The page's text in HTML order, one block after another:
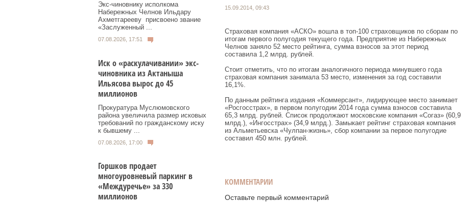
Экс‑чиновнику исполкома
Набережных Челнов Ильдару
Ахметгарееву присвоено звание
«Заслуженный ...
07.08.2026, 17:51
Иск о «раскулачивании» экс-
чиновника из Актаныша
Ильясова вырос до 45
миллионов
Прокуратура Муслюмовского
района увеличила размер исковых
требований по гражданскому иску
к бывшему ...
07.08.2026, 17:00
Горшков продает
многоуровневый паркинг в
«Междуречье» за 330
миллионов
15.09.2014, 09:43
Страховая компания «АСКО» вошла в топ-100 страховщиков по сборам по
итогам первого полугодия текущего года. Предприятие из Набережных
Челнов заняло 52 место рейтинга, сумма взносов за этот период
составила 1,2 млрд. рублей.
Стоит отметить, что по итогам аналогичного периода минувшего года
страховая компания занимала 53 место, изменения за год составили
16,1%.
По данным рейтинга издания «Коммерсант», лидирующее место занимает
«Росгосстрах», в первом полугодии 2014 года сумма взносов составила
65,3 млрд. рублей. Список продолжают московские компания «Согаз» (60,9
млрд.), «Ингосстрах» (34,9 млрд.). Замыкает рейтинг страховая компания
из Альметьевска «Чулпан-жизнь», сбор компании за первое полугодие
составил 450 млн. рублей.
КОММЕНТАРИИ
Оставьте первый комментарий